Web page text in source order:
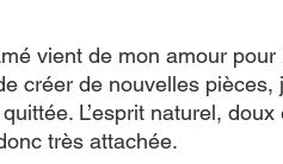
vient de mon amour
créer de nouvelles
L’esprit naturel,
très attachée.